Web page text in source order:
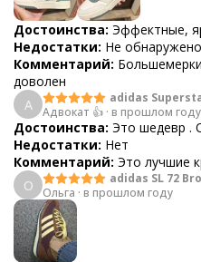
Достоинства: Эффектные,
Недостатки: Не обнаружено
Комментарий:
доволен
А
adidas
Адвокат 👍 · в прошлом году
Достоинства: Это шедевр .
Недостатки: Нет
Комментарий: Это лучшие
О
adidas SL 72
Ольга · в прошлом году